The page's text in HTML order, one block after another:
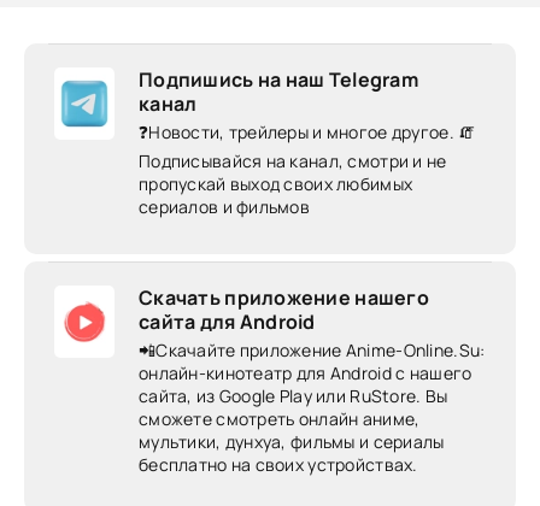
Подпишись на наш Telegram
канал
❓Новости, трейлеры и многое другое. 🧯
Подписывайся на канал, смотри и не
пропускай выход своих любимых
сериалов и фильмов
Скачать приложение нашего
сайта для Android
📲Скачайте приложение Anime-Online.Su:
онлайн-кинотеатр для Android c нашего
сайта, из Google Play или RuStore. Вы
сможете смотреть онлайн аниме,
мультики, дунхуа, фильмы и сериалы
бесплатно на своих устройствах.